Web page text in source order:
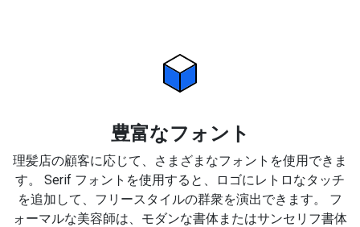
豊富なフォント
理髪店の顧客に応じて、さまざまなフォントを使用できま
す。 Serif フォントを使用すると、ロゴにレトロなタッチ
を追加して、フリースタイルの群衆を演出できます。 フ
ォーマルな美容師は、モダンな書体またはサンセリフ書体